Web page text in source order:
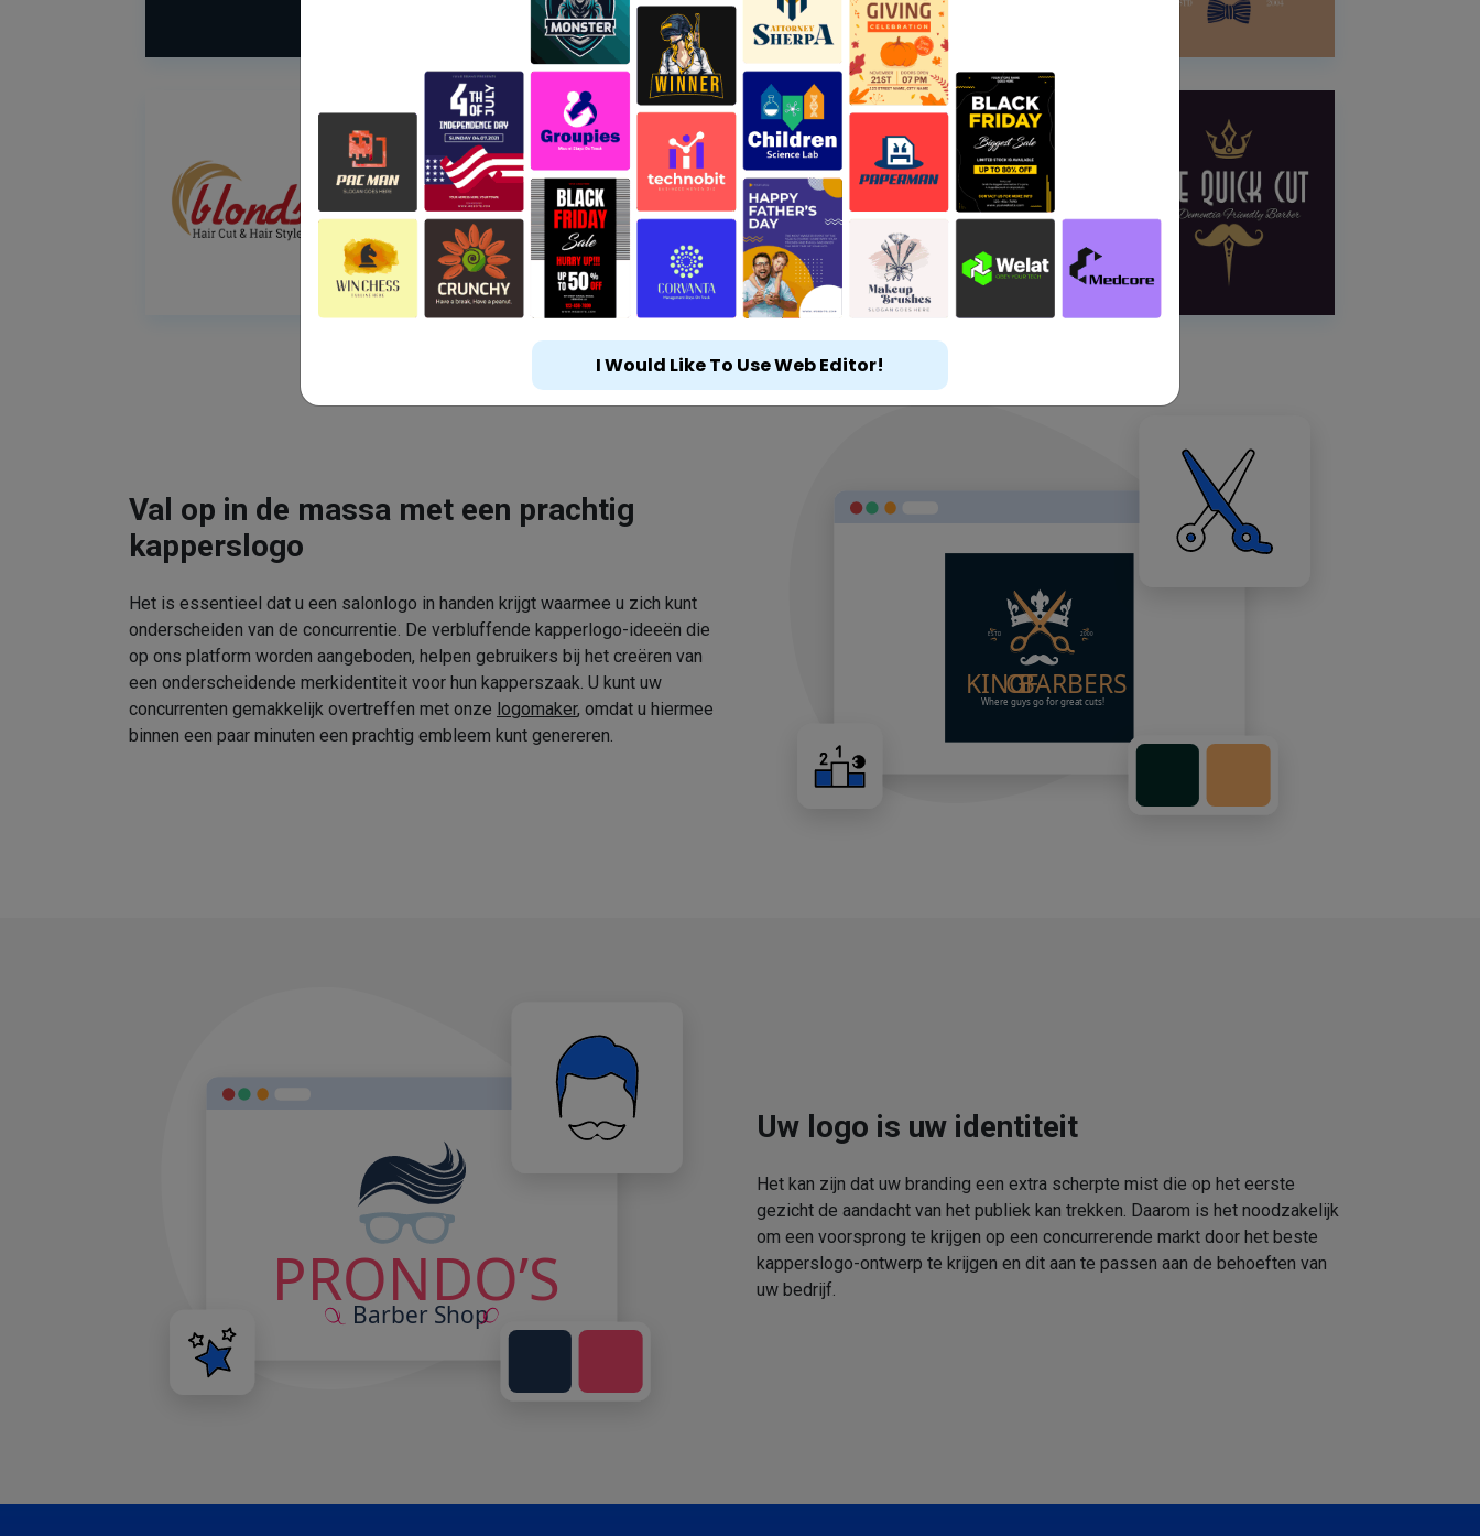
Val op in de massa met een prachtig
kapperslogo
Het is essentieel dat u een salonlogo in handen krijgt waarmee u zich kunt
onderscheiden van de concurrentie. De verbluffende kapperlogo-ideeën die
op ons platform worden aangeboden, helpen gebruikers bij het creëren van
een onderscheidende merkidentiteit voor hun kapperszaak. U kunt uw
concurrenten gemakkelijk overtreffen met onze logomaker, omdat u hiermee
binnen een paar minuten een prachtig embleem kunt genereren.
Uw logo is uw identiteit
Het kan zijn dat uw branding een extra scherpte mist die op het eerste
gezicht de aandacht van het publiek kan trekken. Daarom is het noodzakelijk
om een voorsprong te krijgen op een concurrerende markt door het beste
kapperslogo-ontwerp te krijgen en dit aan te passen aan de behoeften van
uw bedrijf.
I Would Like To Use Web Editor!